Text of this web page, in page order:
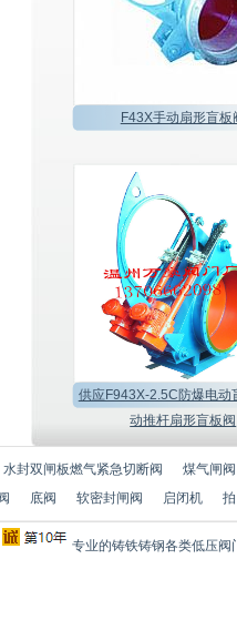
F43X手动扇形盲板
供应F943X-2.5C防爆电动
动推杆扇形盲板阀
水封双闸板燃气紧急切断阀
煤气闸阀
底阀 软密封闸阀 启闭机
专业的铸铁铸钢各类低压阀